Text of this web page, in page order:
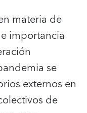
materia de
importancia
se
externos en
de